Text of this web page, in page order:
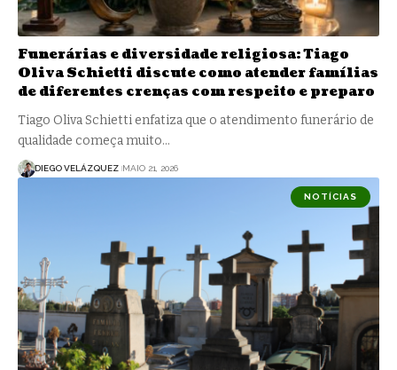
Funerárias e diversidade religiosa: Tiago
Oliva Schietti discute como atender famílias
de diferentes crenças com respeito e preparo
Tiago Oliva Schietti enfatiza que o atendimento funerário de
qualidade começa muito…
DIEGO VELÁZQUEZ MAIO 21, 2026
NOTÍCIAS